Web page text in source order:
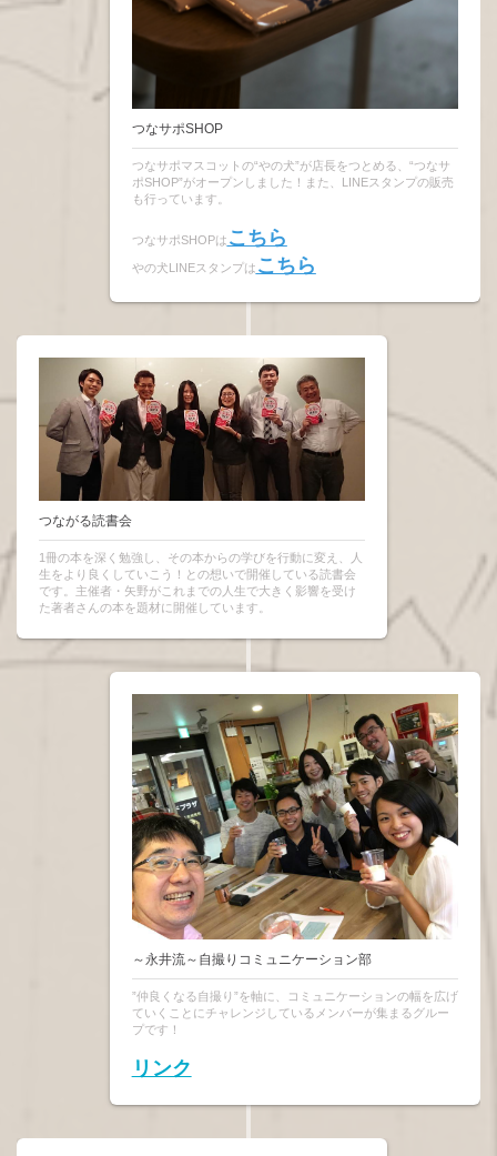
つなサポSHOP
つなサポマスコットの“やの犬”が店長をつとめる、“つなサ
ポSHOP”がオープンしました！また、LINEスタンプの販売
も行っています。
つなサポSHOPは こちら
やの犬LINEスタンプは こちら
つながる読書会
1冊の本を深く勉強し、その本からの学びを行動に変え、人
生をより良くしていこう！との想いで開催している読書会
です。主催者・矢野がこれまでの人生で大きく影響を受け
た著者さんの本を題材に開催しています。
～永井流～自撮りコミュニケーション部
”仲良くなる自撮り”を軸に、コミュニケーションの幅を広げ
ていくことにチャレンジしているメンバーが集まるグルー
プです！
リンク